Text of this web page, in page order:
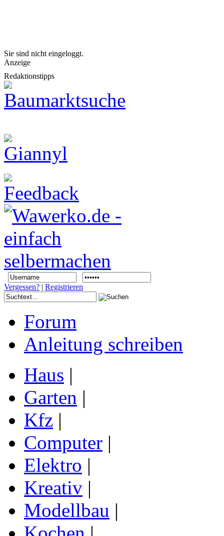
Sie sind nicht eingeloggt.
Anzeige
Redaktionstipps
Vergessen? | Registrieren
Forum
Anleitung schreiben
Haus |
Garten |
Kfz |
Computer |
Elektro |
Kreativ |
Modellbau |